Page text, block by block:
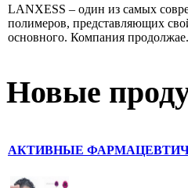
LANXESS – один из самых
полимеров, представляющих
основного. Компания
Новые
АКТИВНЫЕ